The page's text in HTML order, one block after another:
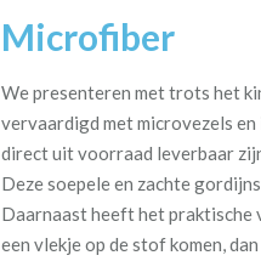
Microfiber
We presenteren met trots het
vervaardigd met microvezels
direct uit voorraad leverbaar
Deze soepele en zachte
Daarnaast heeft het praktische
een vlekje op de stof komen,